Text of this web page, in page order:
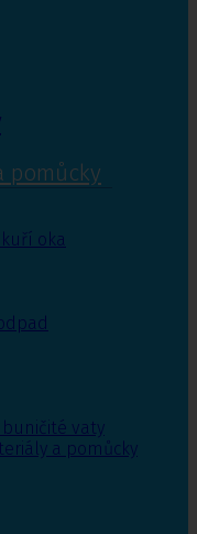
pomůcky
oka
buničité vaty
a pomůcky